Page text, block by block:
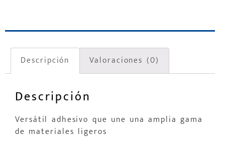
Descripción Valoraciones (0)
Descripción
Versátil adhesivo que une una amplia gama
de materiales ligeros